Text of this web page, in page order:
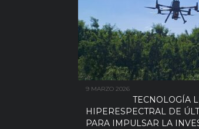
9 MARZO 2026
TECNOLOGÍA
HIPERESPECTRAL DE
PARA IMPULSAR LA